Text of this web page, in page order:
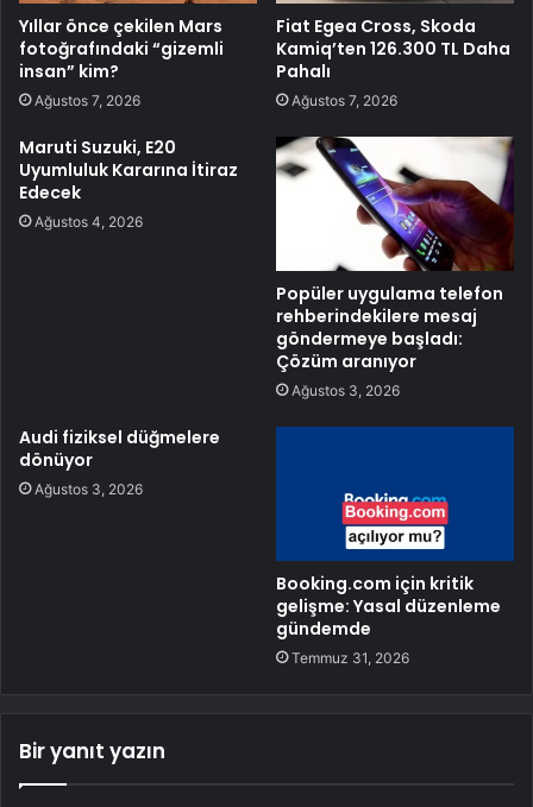
Yıllar önce çekilen Mars
fotoğrafındaki “gizemli
insan” kim?
Ağustos 7, 2026
Fiat Egea Cross, Skoda
Kamiq’ten 126.300 TL Daha
Pahalı
Ağustos 7, 2026
Maruti Suzuki, E20
Uyumluluk Kararına İtiraz
Edecek
Ağustos 4, 2026
Popüler uygulama telefon
rehberindekilere mesaj
göndermeye başladı:
Çözüm aranıyor
Ağustos 3, 2026
Audi fiziksel düğmelere
dönüyor
Ağustos 3, 2026
Booking.com için kritik
gelişme: Yasal düzenleme
gündemde
Temmuz 31, 2026
Bir yanıt yazın